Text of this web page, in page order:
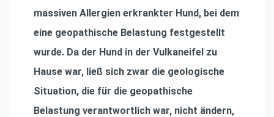
massiven Allergien erkrankter Hund, bei dem
eine geopathische Belastung festgestellt
wurde. Da der Hund in der Vulkaneifel zu
Hause war, ließ sich zwar die geologische
Situation, die für die geopathische
Belastung verantwortlich war, nicht ändern,